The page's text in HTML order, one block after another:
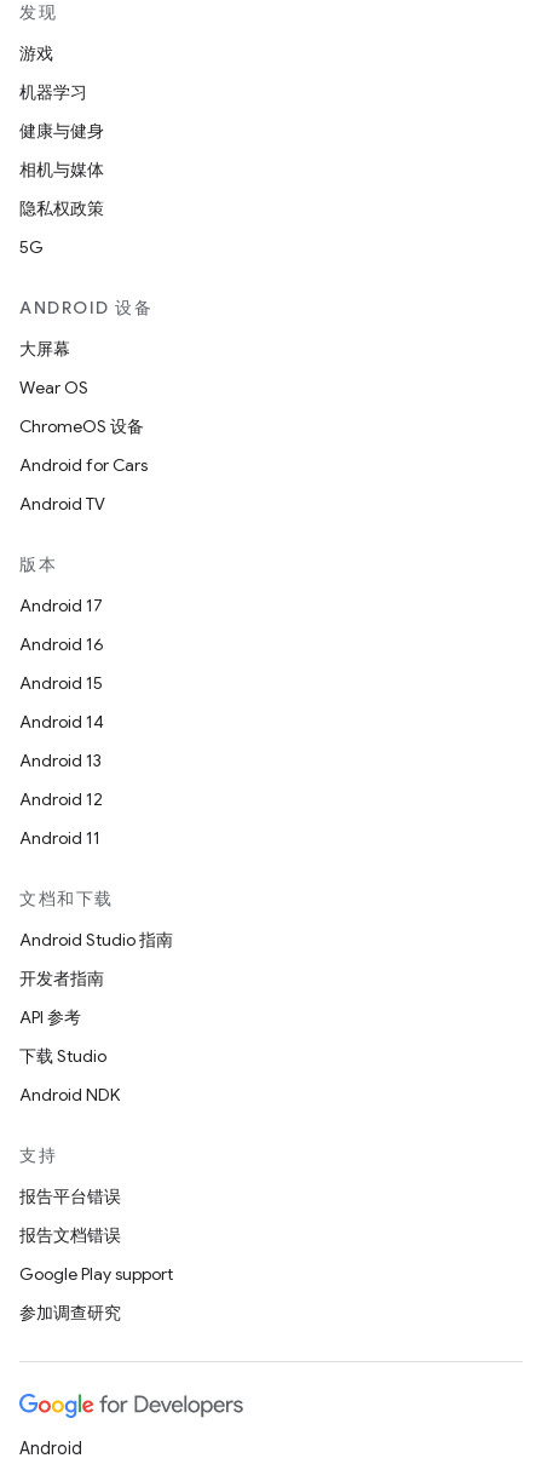
发现
游戏
机器学习
健康与健身
相机与媒体
隐私权政策
5G
ANDROID 设备
大屏幕
Wear OS
ChromeOS 设备
Android for Cars
Android TV
版本
Android 17
Android 16
Android 15
Android 14
Android 13
Android 12
Android 11
文档和下载
Android Studio 指南
开发者指南
API 参考
下载 Studio
Android NDK
支持
报告平台错误
报告文档错误
Google Play support
参加调查研究
Android